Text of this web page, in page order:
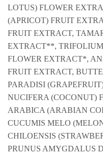
LOTUS) FLOWER
(APRICOT) FRUIT
FRUIT EXTRACT,
EXTRACT**,
FLOWER EXTRACT*,
FRUIT EXTRACT,
PARADISI
NUCIFERA (COCONUT)
ARABICA (ARABIAN
CUCUMIS MELO
CHILOENSIS
PRUNUS AMYGDALUS